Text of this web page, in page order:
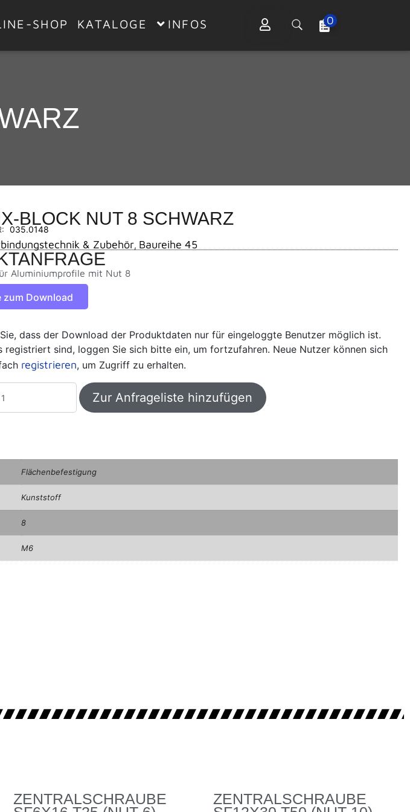
SHOP KATALOGE INFOS 0
BLOCK NUT 8 SCHWARZ
035.0148
& Zubehör, Baureihe 45
Aluminiumprofile mit Nut 8
zum Download
dass der Download der Produktdaten nur für eingeloggte Benutzer möglich ist.
registriert sind, loggen Sie sich bitte ein, um fortzufahren. Neue Nutzer können sich
registrieren, um Zugriff zu erhalten.
Zur Anfrageliste hinzufügen
Flächenbefestigung
Kunststoff
8
M6
ZENTRALSCHRAUBE ZENTRALSCHRAUBE